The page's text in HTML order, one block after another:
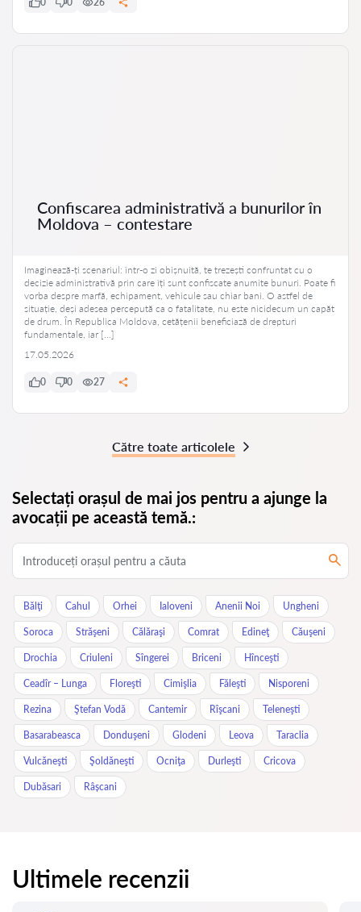
Confiscarea administrativă a bunurilor în
Moldova – contestare
Imaginează-ți scenariul: într-o zi obișnuită, te trezești confruntat cu o
decizie administrativă prin care îți sunt confiscate anumite bunuri. Poate fi
vorba despre marfă, echipament, vehicule sau chiar bani. O astfel de
situație, deși adesea percepută ca o fatalitate, nu este nicidecum un capăt
de drum. În Republica Moldova, cetățenii beneficiază de drepturi
fundamentale, iar […]
17.05.2026
0 0 27
Către toate articolele
Selectați orașul de mai jos pentru a ajunge la
avocații pe această temă.:
Bălţi Cahul Orhei Ialoveni Anenii Noi Ungheni
Soroca Străşeni Călăraşi Comrat Edineţ Căuşeni
Drochia Criuleni Sîngerei Briceni Hînceşti
Ceadîr – Lunga Floreşti Cimişlia Făleşti Nisporeni
Rezina Ştefan Vodă Cantemir Rîşcani Teleneşti
Basarabeasca Donduşeni Glodeni Leova Taraclia
Vulcăneşti Şoldăneşti Ocniţa Durleşti Cricova
Dubăsari Râșcani
Ultimele recenzii